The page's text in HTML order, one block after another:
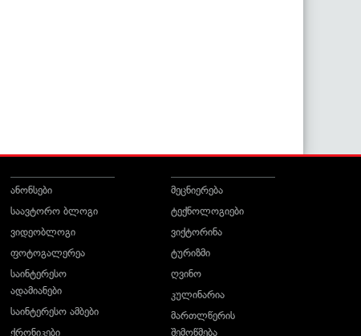
ანონსები
საავტორო ბლოგი
ვიდეობლოგი
ფოტოგალერეა
საინტერესო
ადამიანები
საინტერესო ამბები
ქრონიკები
მეცნიერება
ტექნოლოგიები
ვიქტორინა
ტურიზმი
ღვინო
კულინარია
მართლწერის
შემოწმება